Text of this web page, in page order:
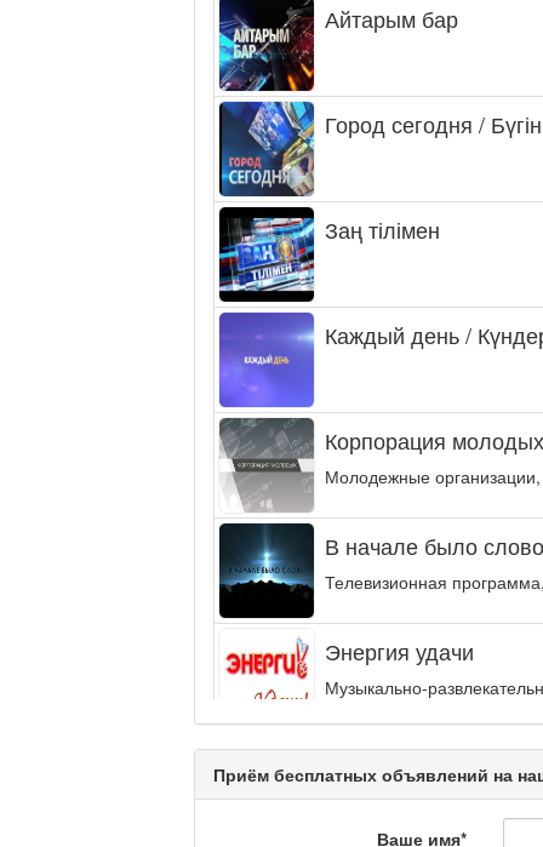
Айтарым бар
Город сегодня /
Заң тілімен
Каждый день /
Корпорация
Молодежные
В начале было
Телевизионная
Энергия удачи
Музыкально-
Кәусар
Приём бесплатных объявлений на
Ваше имя*